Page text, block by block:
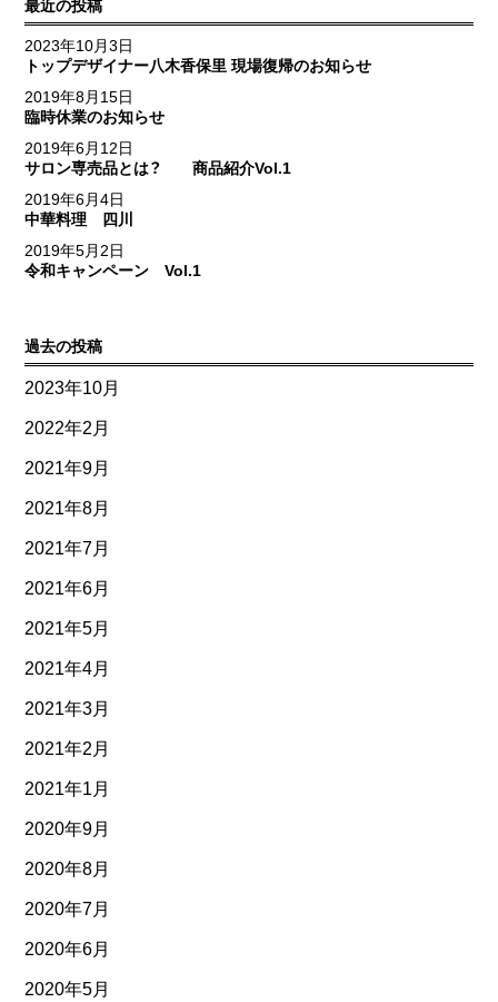
最近の投稿
2023年10月3日
トップデザイナー八木香保里 現場復帰のお知らせ
2019年8月15日
臨時休業のお知らせ
2019年6月12日
サロン専売品とは？ 商品紹介Vol.1
2019年6月4日
中華料理 四川
2019年5月2日
令和キャンペーン Vol.1
過去の投稿
2023年10月
2022年2月
2021年9月
2021年8月
2021年7月
2021年6月
2021年5月
2021年4月
2021年3月
2021年2月
2021年1月
2020年9月
2020年8月
2020年7月
2020年6月
2020年5月